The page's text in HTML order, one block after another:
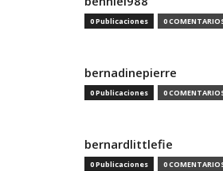
0 Publicaciones 0
bernadinepierre
0 Publicaciones 0
bernardlittlefie
0 Publicaciones 0